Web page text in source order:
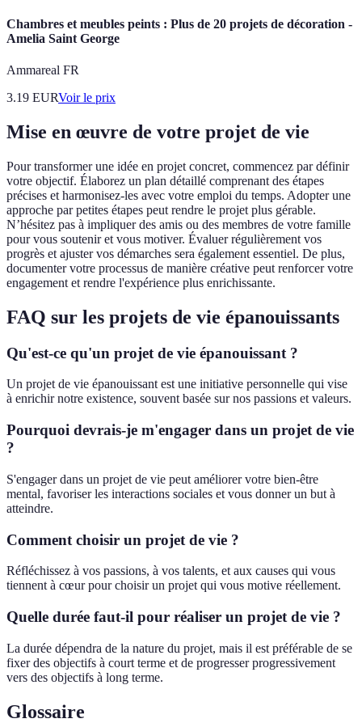
Chambres et meubles peints : Plus de 20 projets de décoration -
Amelia Saint George
Ammareal FR
3.19 EURVoir le prix
Mise en œuvre de votre projet de vie
Pour transformer une idée en projet concret, commencez par définir
votre objectif. Élaborez un plan détaillé comprenant des étapes
précises et harmonisez-les avec votre emploi du temps. Adopter une
approche par petites étapes peut rendre le projet plus gérable.
N’hésitez pas à impliquer des amis ou des membres de votre famille
pour vous soutenir et vous motiver. Évaluer régulièrement vos
progrès et ajuster vos démarches sera également essentiel. De plus,
documenter votre processus de manière créative peut renforcer votre
engagement et rendre l'expérience plus enrichissante.
FAQ sur les projets de vie épanouissants
Qu'est-ce qu'un projet de vie épanouissant ?
Un projet de vie épanouissant est une initiative personnelle qui vise
à enrichir notre existence, souvent basée sur nos passions et valeurs.
Pourquoi devrais-je m'engager dans un projet de vie
?
S'engager dans un projet de vie peut améliorer votre bien-être
mental, favoriser les interactions sociales et vous donner un but à
atteindre.
Comment choisir un projet de vie ?
Réfléchissez à vos passions, à vos talents, et aux causes qui vous
tiennent à cœur pour choisir un projet qui vous motive réellement.
Quelle durée faut-il pour réaliser un projet de vie ?
La durée dépendra de la nature du projet, mais il est préférable de se
fixer des objectifs à court terme et de progresser progressivement
vers des objectifs à long terme.
Glossaire